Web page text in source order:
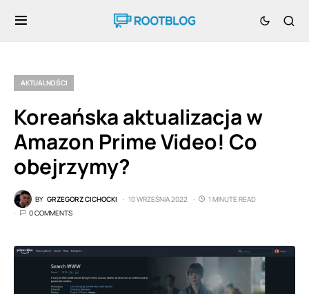
AKTUALNOŚCI
Koreańska aktualizacja w
Amazon Prime Video! Co
obejrzymy?
BY GRZEGORZ CICHOCKI 10 WRZEŚNIA 2022
1 MINUTE READ
0 COMMENTS